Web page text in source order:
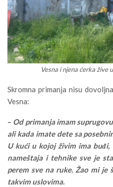
Vesna i njena ćerka žive
Skromna primanja nisu
Vesna:
– Od primanja imam
ali kada imate dete sa
U kući u kojoj živim ima buđi,
nameštaja i tehnike sve je
perem sve na ruke. Žao mi
takvim uslovima.